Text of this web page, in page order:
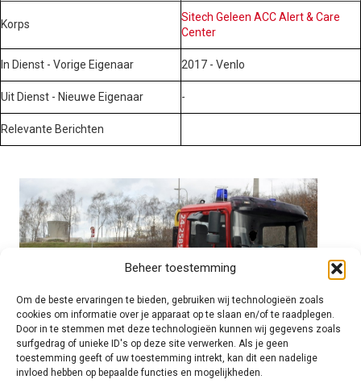
Beheer toestemming
Om de beste ervaringen te bieden, gebruiken wij technologieën zoals
cookies om informatie over je apparaat op te slaan en/of te raadplegen.
Door in te stemmen met deze technologieën kunnen wij gegevens zoals
surfgedrag of unieke ID's op deze site verwerken. Als je geen
toestemming geeft of uw toestemming intrekt, kan dit een nadelige
invloed hebben op bepaalde functies en mogelijkheden.
Korps
Sitech Geleen ACC Alert & Care
Center
In Dienst - Vorige Eigenaar 2017 - Venlo
Uit Dienst - Nieuwe Eigenaar -
Relevante Berichten